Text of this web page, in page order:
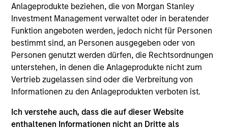
Anlageprodukte beziehen, die von Morgan Stanley
Investment Management verwaltet oder in beratender
Funktion angeboten werden, jedoch nicht für Personen
bestimmt sind, an Personen ausgegeben oder von
Personen genutzt werden dürfen, die Rechtsordnungen
unterstehen, in denen die Anlageprodukte nicht zum
Vertrieb zugelassen sind oder die Verbreitung von
Informationen zu den Anlageprodukten verboten ist.
Ich verstehe auch, dass die auf dieser Website
enthaltenen Informationen nicht an Dritte als
Anträge auf Anteile an den Teilfonds sollten erst gestellt
werden, wenn der aktuelle Verkaufsprospekt, das Key
Information Document („KID“) oder das Key Investor
Information Document („KIID“), der Jahres- und
Halbjahresbericht („Angebotsunterlagen“) oder andere
Dokumente, die in Ihrer Nähe online unter
https://www.morganstanley.com/im/msinvf/index.html
verfügbar sind oder kostenlos beim Geschäftssitz von
Morgan Stanley Investment Funds, European Bank and
Senningerberg, R.C.S. Luxemburg B 29 192, erhältlich.